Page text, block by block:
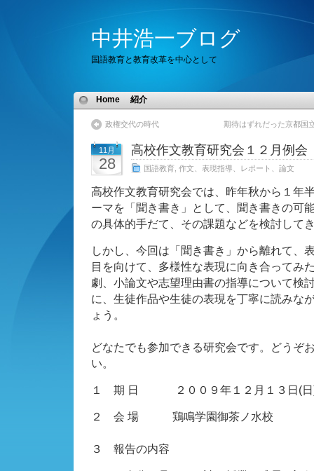
中井浩一ブログ
国語教育と教育改革を中心として
Home 紹介
政権交代の時代 期待はずれだった京都国
11月
28
高校作文教育研究会１２月例会
国語教育 作文、表現指導、レポート、論文
高校作文教育研究会では、昨年秋から１年
ーマを「聞き書き」として、聞き書きの可
の具体的手だて、その課題などを検討して
しかし、今回は「聞き書き」から離れて、
目を向けて、多様性な表現に向き合ってみ
劇、小論文や志望理由書の指導について検
に、生徒作品や生徒の表現を丁寧に読みな
ょう。
どなたでも参加できる研究会です。どうぞ
い。
１ 期 日 ２００９年１２月１３日(日)
２ 会 場 鶏鳴学園御茶ノ水校
３ 報告の内容